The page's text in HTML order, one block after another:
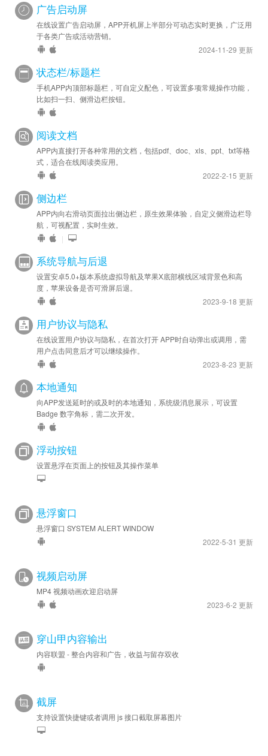
广告启动屏
在线设置广告启动屏，APP开机屏上半部分可动态实时更换，广泛用
于各类广告或活动营销。
2024-11-29 更新
状态栏/标题栏
手机APP内顶部标题栏，可自定义配色，可设置多项常规操作功能，
比如扫一扫、侧滑边栏按钮。
阅读文档
APP内直接打开各种常用的文档，包括pdf、doc、xls、ppt、txt等格
式，适合在线阅读类应用。
2022-2-15 更新
侧边栏
APP内向右滑动页面拉出侧边栏，原生效果体验，自定义侧滑边栏导
航，可视配置，实时生效。
|
系统导航与后退
设置安卓5.0+版本系统虚拟导航及苹果X底部横线区域背景色和高
度，苹果设备是否可滑屏后退。
2023-9-18 更新
用户协议与隐私
在线设置用户协议与隐私，在首次打开 APP时自动弹出或调用，需
用户点击同意后才可以继续操作。
2023-8-23 更新
本地通知
向APP发送延时的或及时的本地通知，系统级消息展示，可设置
Badge 数字角标，需二次开发。
浮动按钮
设置悬浮在页面上的按钮及其操作菜单
悬浮窗口
悬浮窗口 SYSTEM ALERT WINDOW
2022-5-31 更新
视频启动屏
MP4 视频动画欢迎启动屏
2023-6-2 更新
穿山甲内容输出
内容联盟 - 整合内容和广告，收益与留存双收
截屏
支持设置快捷键或者调用 js 接口截取屏幕图片